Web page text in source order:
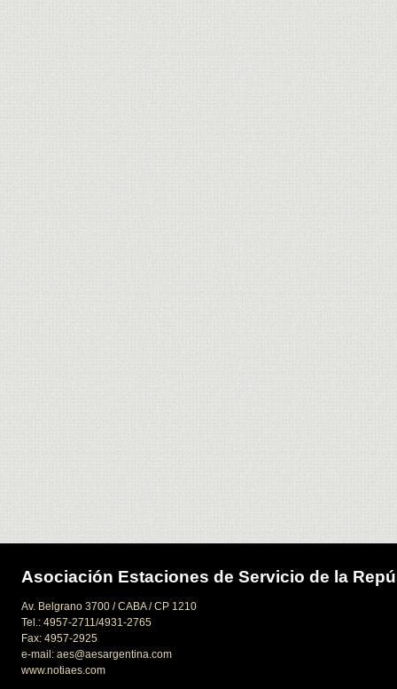
Asociación Estaciones de Servicio de la
Av. Belgrano 3700 / CABA / CP 1210
Tel.: 4957-2711/4931-2765
Fax: 4957-2925
e-mail: aes@aesargentina.com
www.notiaes.com